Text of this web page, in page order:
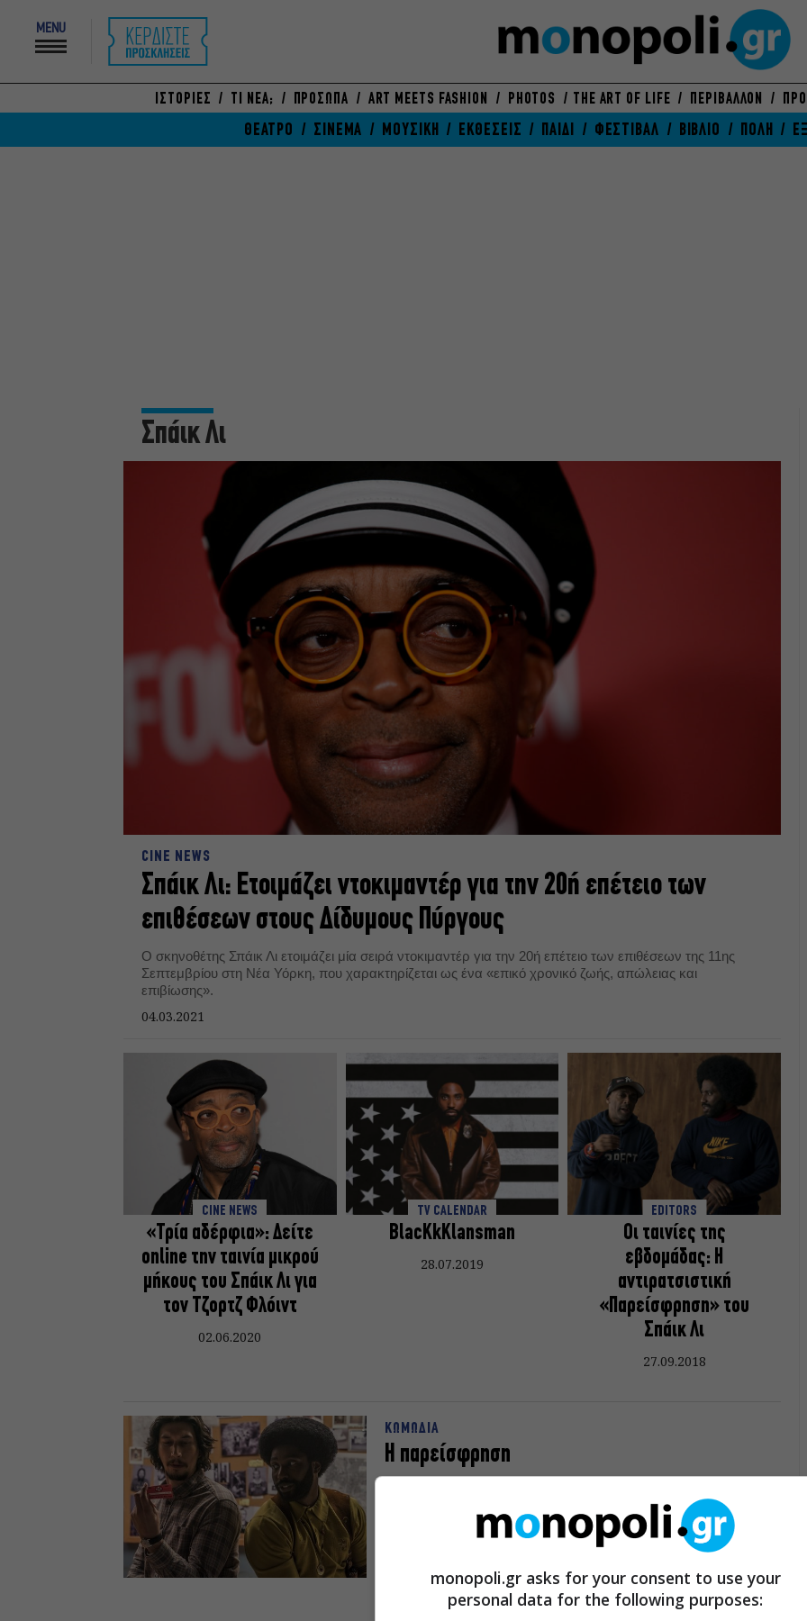
MENU
ΙΣΤΟΡΙΕΣ ΤΙ ΝΕΑ; ΠΡΟΣΩΠΑ ART MEETS FASHION PHOTOS THE ART OF LIFE ΠΕΡΙΒΑΛΛΟΝ
ΘΕΑΤΡΟ ΣΙΝΕΜΑ ΜΟΥΣΙΚΗ ΕΚΘΕΣΕΙΣ ΠΑΙΔΙ ΦΕΣΤΙΒΑΛ ΒΙΒΛΙΟ ΠΟΛΗ
Σπάικ Λι
CINE NEWS
Σπάικ Λι: Ετοιμάζει ντοκιμαντέρ για την 20ή επέτειο των
επιθέσεων στους Δίδυμους Πύργους
Ο σκηνοθέτης Σπάικ Λι ετοιμάζει μία σειρά ντοκιμαντέρ για την 20ή επέτειο των επιθέσεων της 11ης
Σεπτεμβρίου στη Νέα Υόρκη, που χαρακτηρίζεται ως ένα «επικό χρονικό ζωής, απώλειας και
επιβίωσης».
04.03.2021
CINE NEWS
«Τρία αδέρφια»: Δείτε
online την ταινία μικρού
μήκους του Σπάικ Λι για
τον Τζορτζ Φλόιντ
02.06.2020
TV CALENDAR
BlacKkKlansman
28.07.2019
EDITORS
Οι ταινίες της
εβδομάδας: Η
αντιρατσιστική
«Παρείσφρηση» του
Σπάικ Λι
27.09.2018
ΚΩΜΩΔΙΑ
Η παρείσφρηση
30 χρόνια μετά από το εμβληματικό «Κάνε το σωστό» η οργή
του Σπάικ Λι για τη ρατσιστική Αμερική δεν έχει καταλαγιάσει.
monopoli.gr asks for your consent to use your
personal data for the following purposes: